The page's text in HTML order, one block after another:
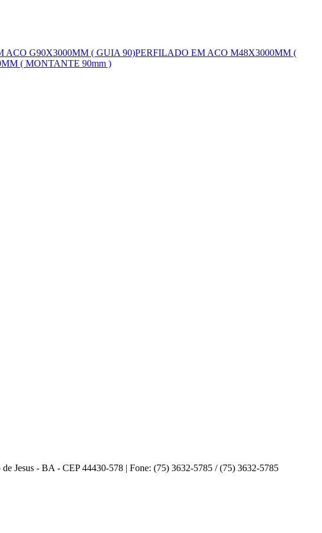
ACO G90X3000MM ( GUIA 90)PERFILADO EM ACO M48X3000MM (
( MONTANTE 90mm )
Jesus - BA - CEP 44430-578 | Fone: (75) 3632-5785 / (75) 3632-5785